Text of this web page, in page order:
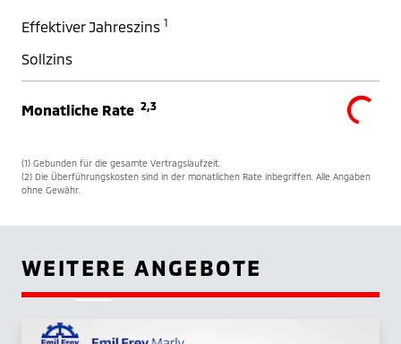
Effektiver Jahreszins 1
Sollzins
Monatliche Rate 2,3
(1) Gebunden für die gesamte Vertragslaufzeit.
(2) Die Überführungskosten sind in der monatlichen Rate inbegriffen. Alle Angaben
ohne Gewähr.
WEITERE ANGEBOTE